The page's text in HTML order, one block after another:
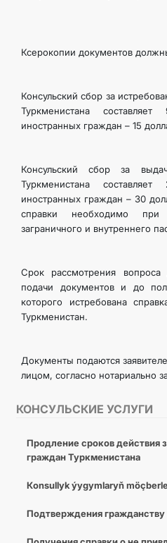
КОНСУЛЬСКИЕ УСЛУГИ
Продление сроков действия
граждан Туркменистана
Кonsullyk ýygymlaryň
Подтверждения гражданству
Ксерокопии документов
Консульский сбор за
Туркменистана
иностранных граждан – 15
Консульский сбор за
Туркменистана
иностранных граждан – 30
справки необходимо
заграничного и внутреннего
Срок рассмотрения
подачи документов и до
которого истребована
Туркменистан.
Документы подаются
лицом, согласно нотариально